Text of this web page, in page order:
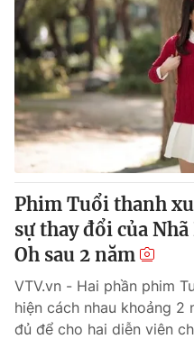
Theo dõi báo trên
Cơ quan chủ quản: Đài
Cơ quan báo chí:Thời báo VTV
Giấy phép hoạt động báo in
cấp ngày 29/12/2023
Tổng Biên tập:Vũ Thanh
Phó Tổng Biên tập:Nguyễn
Nguyễn Trọng Ninh
Tổng đài VTV:024.38 355
Ðiện thoại Thời báo VTV:
Email:toasoan@vtv.vn
Liên hệ quảng cáo:024-
Phim Tuổi thanh
sự thay đổi của
Oh sau 2 năm
VTV.vn - Hai phần phim
hiện cách nhau khoảng 2
đủ để cho hai diễn viên